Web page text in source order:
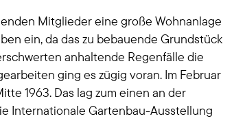
Mitglieder eine große Wohnanlage
ein, da das zu bebauende Grundstück
anhaltende Regenfälle die
ging es zügig voran. Im Februar
1963. Das lag zum einen an der
Internationale Gartenbau-Ausstellung